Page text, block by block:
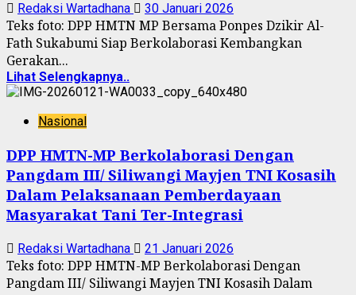
Redaksi Wartadhana 30 Januari 2026
Teks foto: DPP HMTN MP Bersama Ponpes Dzikir Al-
Fath Sukabumi Siap Berkolaborasi Kembangkan
Gerakan...
Lihat Selengkapnya..
Nasional
DPP HMTN-MP Berkolaborasi Dengan
Pangdam III/ Siliwangi Mayjen TNI Kosasih
Dalam Pelaksanaan Pemberdayaan
Masyarakat Tani Ter-Integrasi
Redaksi Wartadhana 21 Januari 2026
Teks foto: DPP HMTN-MP Berkolaborasi Dengan
Pangdam III/ Siliwangi Mayjen TNI Kosasih Dalam